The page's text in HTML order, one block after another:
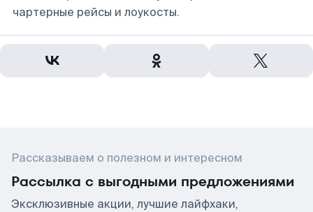
чартерные рейсы и лоукосты.
Рассказываем о полезном и интересном
Рассылка с выгодными предложениями
Эксклюзивные акции, лучшие лайфхаки,